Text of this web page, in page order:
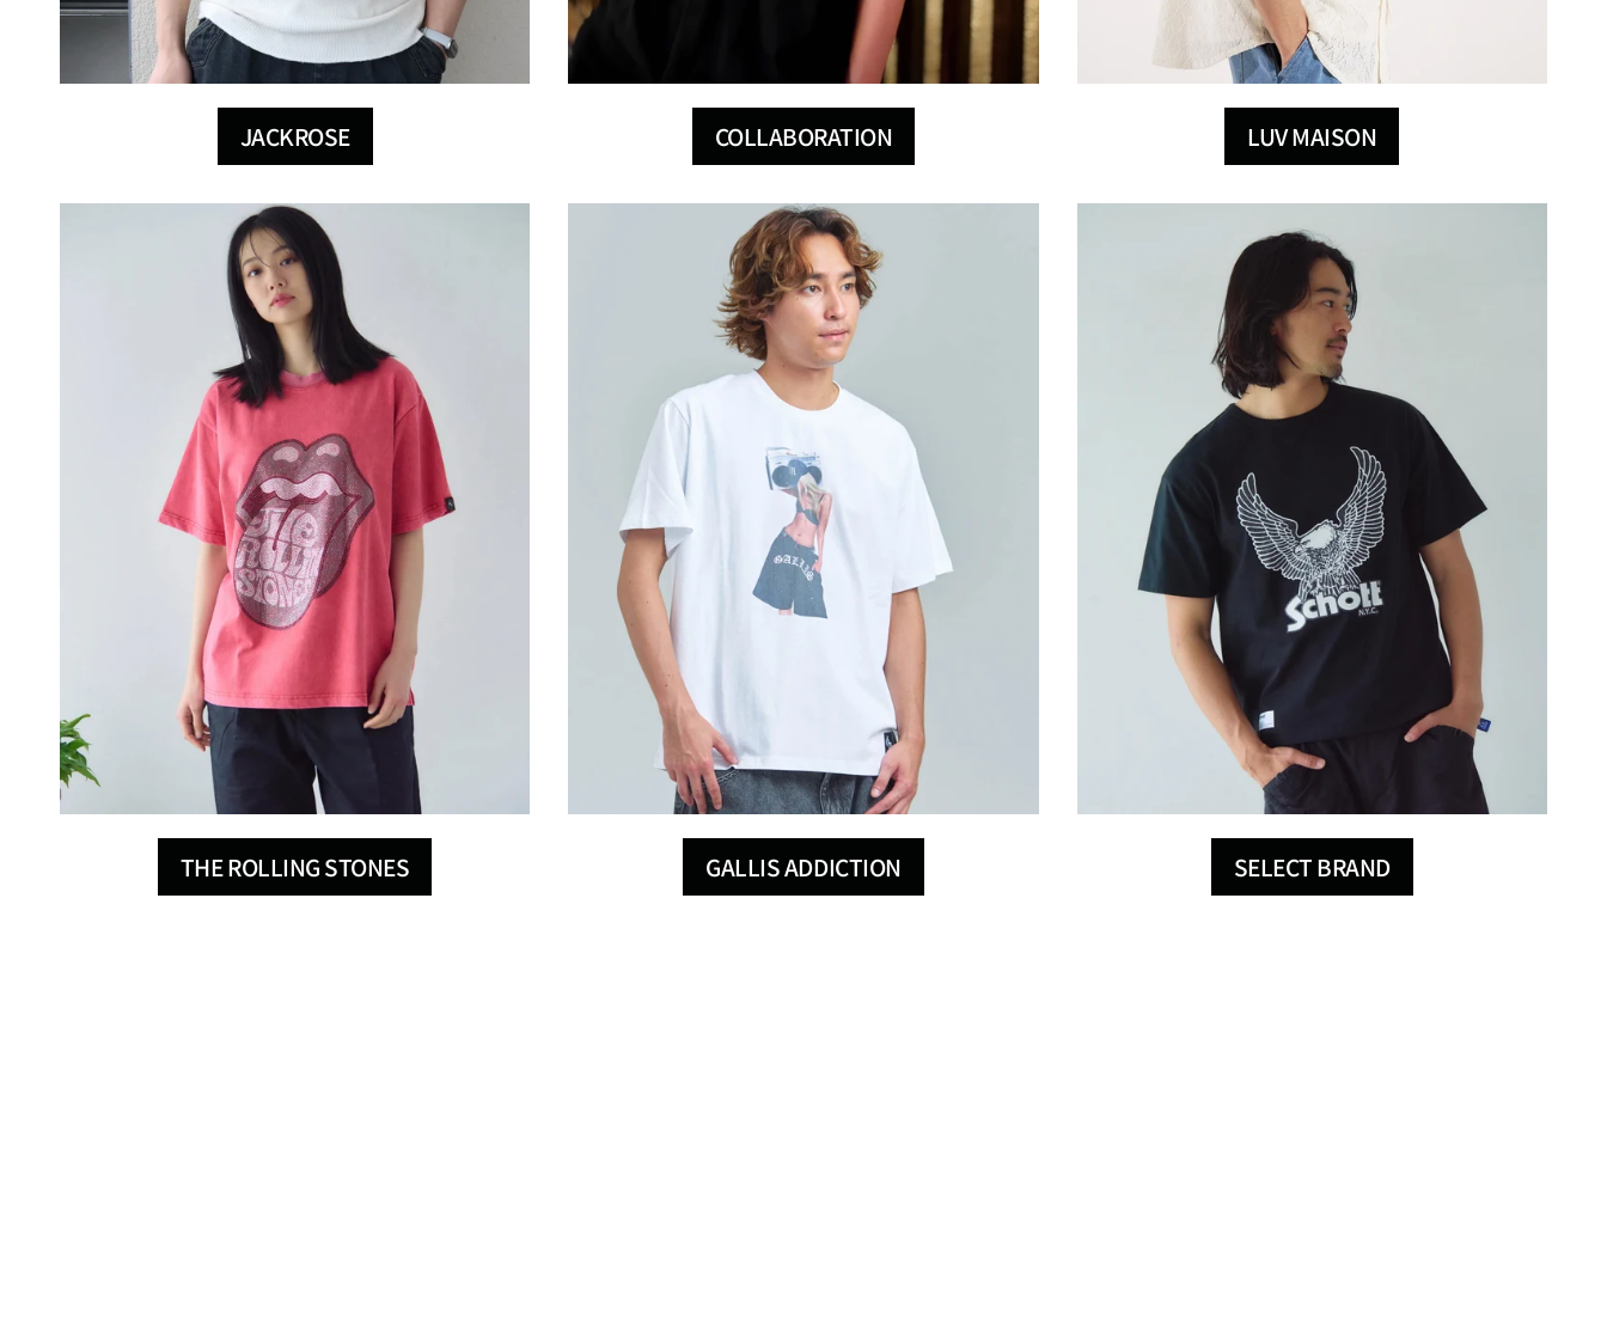
JACKROSE COLLABORATION LUV MAISON
THE ROLLING STONES GALLIS ADDICTION SELECT BRAND